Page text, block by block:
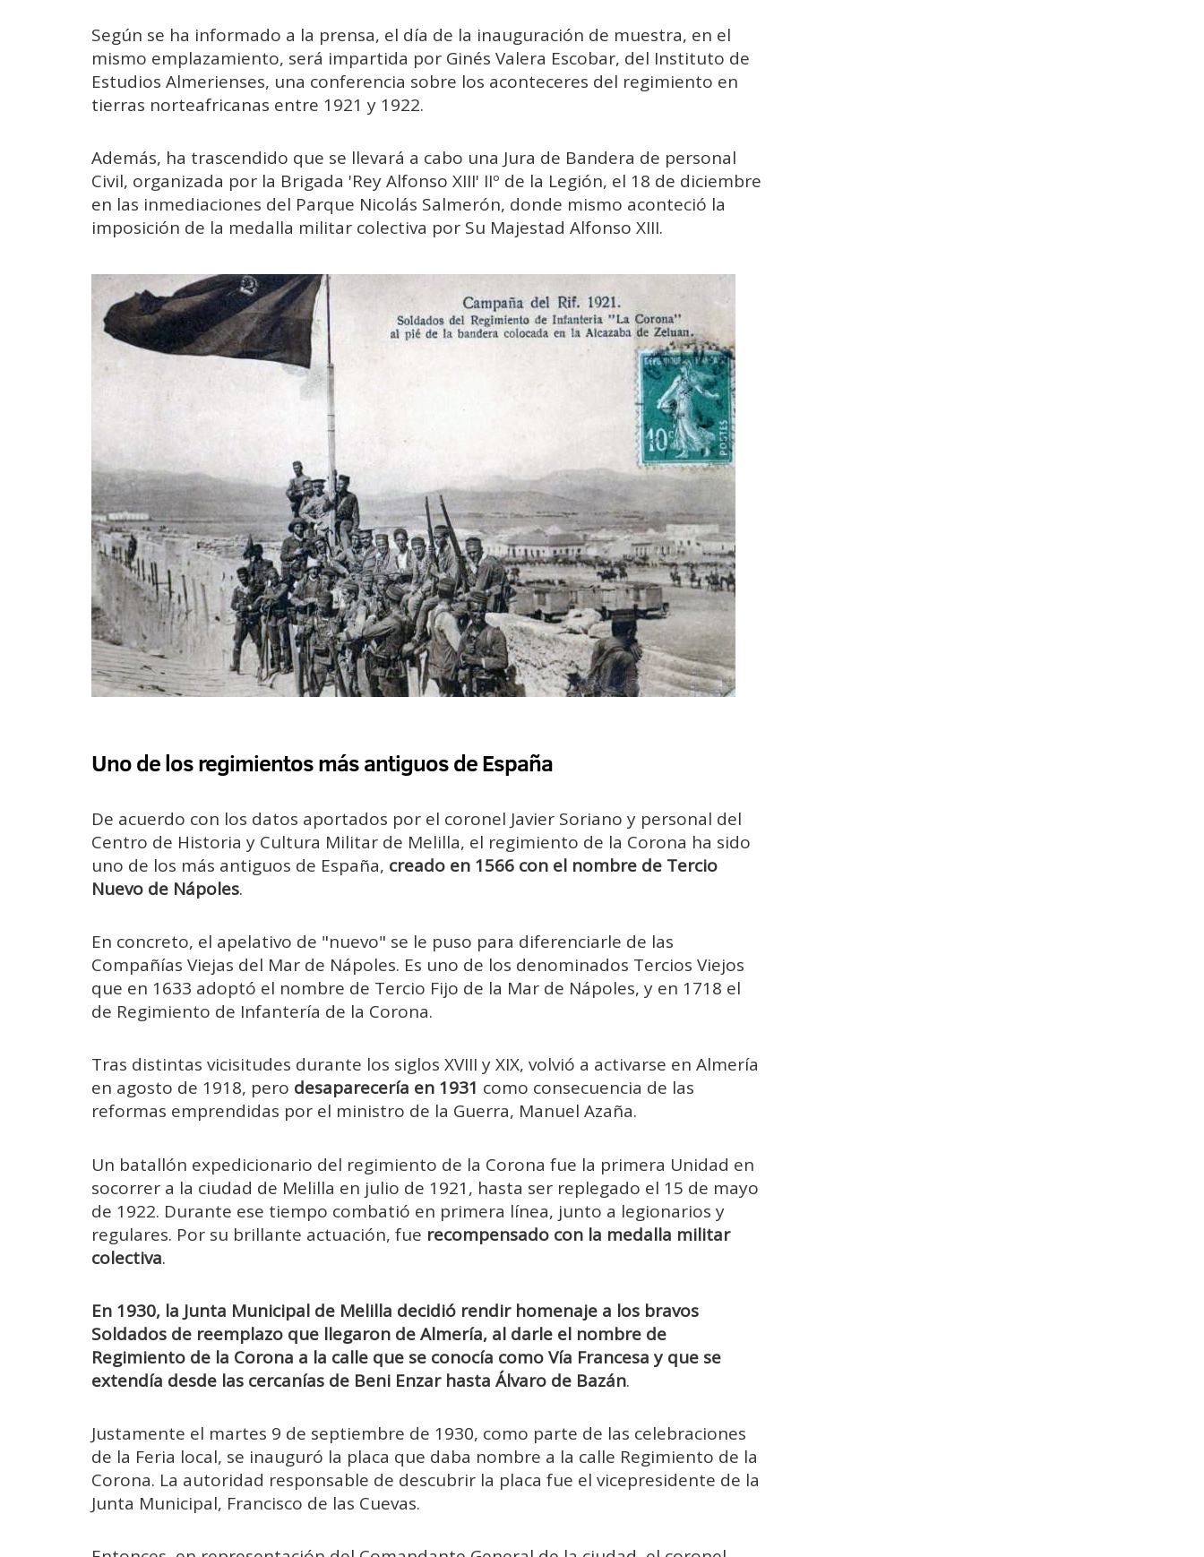
Según se ha informado a la prensa, el día de la inauguración de muestra, en el
mismo emplazamiento, será impartida por Ginés Valera Escobar, del Instituto de
Estudios Almerienses, una conferencia sobre los aconteceres del regimiento en
tierras norteafricanas entre 1921 y 1922.
Además, ha trascendido que se llevará a cabo una Jura de Bandera de personal
Civil, organizada por la Brigada 'Rey Alfonso XIII' IIº de la Legión, el 18 de diciembre
en las inmediaciones del Parque Nicolás Salmerón, donde mismo aconteció la
imposición de la medalla militar colectiva por Su Majestad Alfonso XIII.
Uno de los regimientos más antiguos de España
De acuerdo con los datos aportados por el coronel Javier Soriano y personal del
Centro de Historia y Cultura Militar de Melilla, el regimiento de la Corona ha sido
uno de los más antiguos de España, creado en 1566 con el nombre de Tercio
Nuevo de Nápoles.
En concreto, el apelativo de "nuevo" se le puso para diferenciarle de las
Compañías Viejas del Mar de Nápoles. Es uno de los denominados Tercios Viejos
que en 1633 adoptó el nombre de Tercio Fijo de la Mar de Nápoles, y en 1718 el
de Regimiento de Infantería de la Corona.
Tras distintas vicisitudes durante los siglos XVIII y XIX, volvió a activarse en Almería
en agosto de 1918, pero desaparecería en 1931 como consecuencia de las
reformas emprendidas por el ministro de la Guerra, Manuel Azaña.
Un batallón expedicionario del regimiento de la Corona fue la primera Unidad en
socorrer a la ciudad de Melilla en julio de 1921, hasta ser replegado el 15 de mayo
de 1922. Durante ese tiempo combatió en primera línea, junto a legionarios y
regulares. Por su brillante actuación, fue recompensado con la medalla militar
colectiva.
En 1930, la Junta Municipal de Melilla decidió rendir homenaje a los bravos
Soldados de reemplazo que llegaron de Almería, al darle el nombre de
Regimiento de la Corona a la calle que se conocía como Vía Francesa y que se
extendía desde las cercanías de Beni Enzar hasta Álvaro de Bazán.
Justamente el martes 9 de septiembre de 1930, como parte de las celebraciones
de la Feria local, se inauguró la placa que daba nombre a la calle Regimiento de la
Corona. La autoridad responsable de descubrir la placa fue el vicepresidente de la
Junta Municipal, Francisco de las Cuevas.